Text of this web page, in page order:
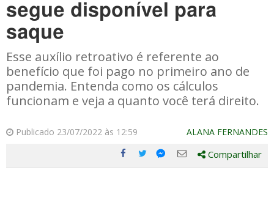
segue disponível para
saque
Esse auxílio retroativo é referente ao
benefício que foi pago no primeiro ano de
pandemia. Entenda como os cálculos
funcionam e veja a quanto você terá direito.
Publicado 23/07/2022 às 12:59 ALANA FERNANDES
Compartilhe
Compartilhe
Compartilhe
Compartilhe
Compartilhar